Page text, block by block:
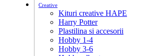
Creative
Kituri creative HAPE
Harry Potter
Plastilina si accesorii
Hobby 1-4
Hobby 3-6